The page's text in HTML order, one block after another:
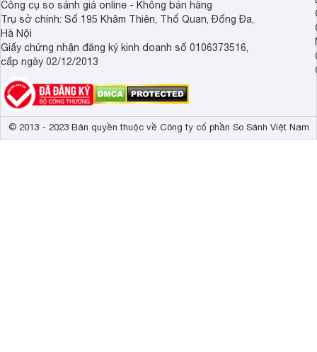
Công cụ so sánh giá online - Không bán hàng
Trụ sở chính: Số 195 Khâm Thiên, Thổ Quan, Đống Đa,
Hà Nội
Giấy chứng nhận đăng ký kinh doanh số 0106373516,
cấp ngày 02/12/2013
© 2013 - 2023 Bản quyền thuộc về Công ty cổ phần So Sánh Việt Nam